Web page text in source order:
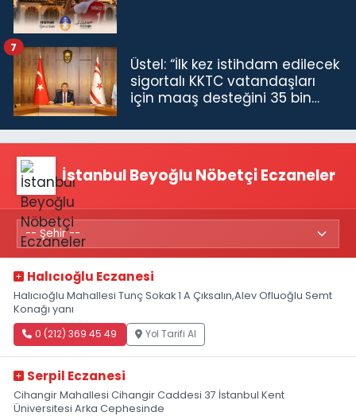
Üstel: “İlk kez istihdam edilecek
sigortalı KKTC vatandaşları
için maaş desteğini 35 bin
7
İstanbul Beyoğlu Nöbetçi Eczaneler
Halıcıoğlu Eczanesi
Halıcıoğlu Mahallesi Tunç Sokak 1 A Çıksalın,Alev Ofluoğlu Semt
Konağı yanı
0 (212) 369 45 49 Yol Tarifi Al
Serpil Eczanesi
Cihangir Mahallesi Cihangir Caddesi 37 İstanbul Kent
Üniversitesi Arka Cephesinde